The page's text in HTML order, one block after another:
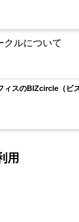
クルについて
ィスのBIZcircle（ビ
用